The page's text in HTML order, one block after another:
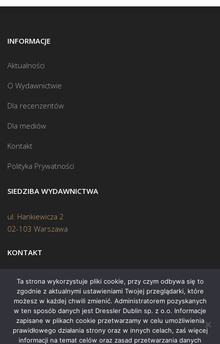
INFORMACJE
Aktualności
O Wydawnictwie
Dla recenzentów
Dla mediów
Kontakt
Polityka Prywatności
SIEDZIBA WYDAWNICTWA
ul. Hankiewicza 2
02-103 Warszawa
KONTAKT
Biuro: (22) 45 70 402
Mail:biuro@swiatksiazki.pl
Ta strona wykorzystuje pliki cookie, przy czym odbywa się to
zgodnie z aktualnymi ustawieniami Twojej przeglądarki, które
możesz w każdej chwili zmienić. Administratorem pozyskanych
w ten sposób danych jest Dressler Dublin sp. z o.o. Informacje
zapisane w plikach cookie przetwarzamy w celu umożliwienia
prawidłowego działania strony oraz w innych celach, zaś więcej
informacji na temat celów oraz zasad przetwarzania danych